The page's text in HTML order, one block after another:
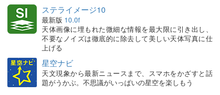
ステライメージ10
最新版 10.0f
天体画像に埋もれた微細な情報を最大限に引き出し、
不要なノイズは徹底的に除去して美しい天体写真に仕
上げる
星空ナビ
天文現象から最新ニュースまで、スマホをかざすと話
題がうかぶ。不思議がいっぱいの星空を楽しもう